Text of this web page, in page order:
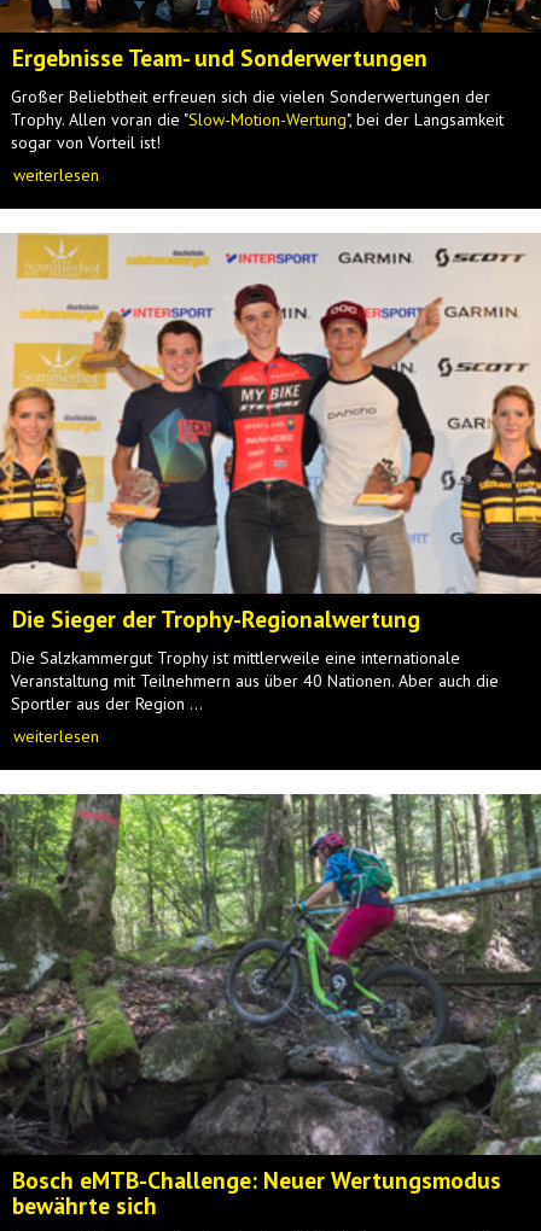
Ergebnisse Team- und Sonderwertungen
Großer Beliebtheit erfreuen sich die vielen Sonderwertungen der
Trophy. Allen voran die "Slow-Motion-Wertung", bei der Langsamkeit
sogar von Vorteil ist!
weiterlesen
Die Sieger der Trophy-Regionalwertung
Die Salzkammergut Trophy ist mittlerweile eine internationale
Veranstaltung mit Teilnehmern aus über 40 Nationen. Aber auch die
Sportler aus der Region ...
weiterlesen
Bosch eMTB-Challenge: Neuer Wertungsmodus
bewährte sich